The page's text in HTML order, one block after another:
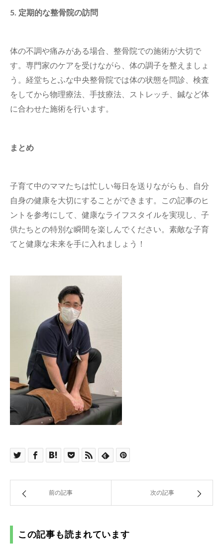
5. 定期的な整骨院の訪問
体の不調や痛みがある場合、整骨院での施術が大切で
す。専門家のケアを受けながら、体の調子を整えましょ
う。経堂ちとふな中央整骨院では体の状態を問診、検査
をしてから物理療法、手技療法、ストレッチ、鍼など体
に合わせた施術を行います。
まとめ
子育て中のママたちは忙しい毎日を送りながらも、自分
自身の健康を大切にすることができます。この記事のヒ
ントを参考にして、健康なライフスタイルを実現し、子
供たちとの特別な瞬間を楽しんでください。素敵な子育
てと健康な未来を手に入れましょう！
前の記事 次の記事
この記事も読まれています